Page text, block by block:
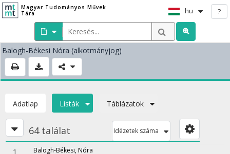
Magyar Tudományos Művek
Tára
hu ?
Balogh-Békesi Nóra (alkotmányjog)
Adatlap Listák Táblázatok
64 találat Idézetek száma
1 Balogh-Békesi, Nóra